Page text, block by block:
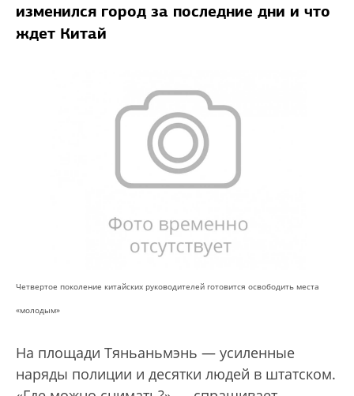
изменился город за последние дни и что
ждет Китай
Четвертое поколение китайских руководителей готовится освободить места
«молодым»
На площади Тяньаньмэнь — усиленные
наряды полиции и десятки людей в штатском.